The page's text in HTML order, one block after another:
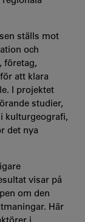
ställs mot
och
företag,
att klara
I projektet
studier,
kulturgeografi,
det nya
visar på
om den
Här
i